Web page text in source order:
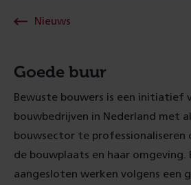
Nieuws
Goede buur
Bewuste bouwers is een initiatief
bouwbedrijven in Nederland met
bouwsector te professionaliseren
de bouwplaats en haar omgeving.
aangesloten werken volgens een